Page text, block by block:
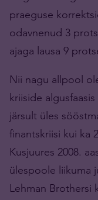
praeguse
odavnenud 3
ajaga lausa 9
Nii nagu allpool
kriiside
järsult üles
finantskriisi kui ka
Kusjuures 2008.
ülespoole liikuma
Lehman Brothersi